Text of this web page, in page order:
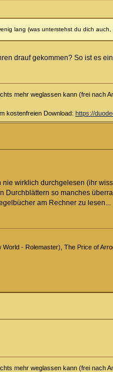
lang (was unterstehst du dich auch,
drauf gekommen? So ist es
mehr weglassen kann (frei nach
kostenfreien Download: https://
wirklich durchgelesen (ihr
Durchblättern so manches
am Rechner zu lesen...
- Rolemaster), The Price of
mehr weglassen kann (frei nach